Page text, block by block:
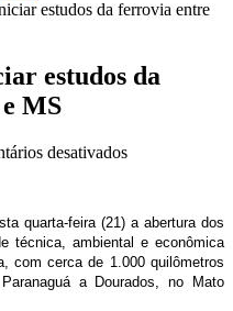
estudos da ferrovia entre
estudos da
MS
desativadosem
estudos
da
ferrovia
entre
quarta-feira (21) a abertura dos
técnica, ambiental e econômica
com cerca de 1.000 quilômetros
a Dourados, no Mato